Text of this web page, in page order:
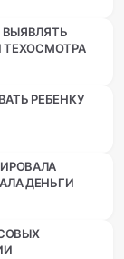
ТЕХОСМОТРА
РЕБЕНКУ
ДЕНЬГИ